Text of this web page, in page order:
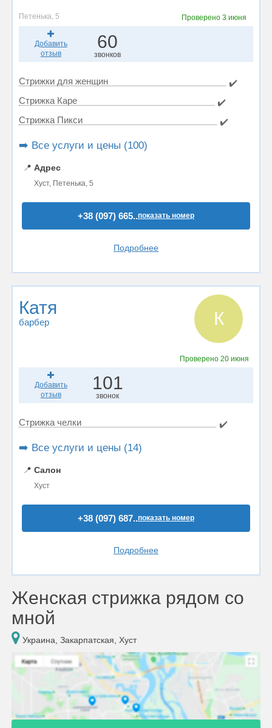
Петенька, 5 Проверено3 июня
Добавить
отзыв
60
звонков
Стрижки для женщин
✔️
Стрижка Каре
✔️
Стрижка Пикси
✔️
➡️ Все услуги и цены (100)
📍 Адрес
Хуст, Петенька, 5
+38 (097) 665..показать номер
Подробнее
Катя
барбер К
Проверено 20 июня
Добавить
отзыв
101
звонок
Стрижка челки ✔️
➡️ Все услуги и цены (14)
📍 Салон
Хуст
+38 (097) 687..показать номер
Подробнее
Женская стрижка рядом со
мной
Украина, Закарпатская, Хуст